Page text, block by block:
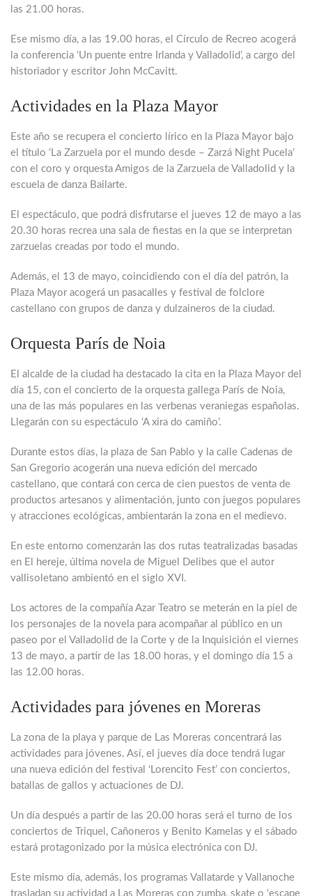
las 21.00 horas.
Ese mismo día, a las 19.00 horas, el Círculo de Recreo acogerá
la conferencia ‘Un puente entre Irlanda y Valladolid’, a cargo del
historiador y escritor John McCavitt.
Actividades en la Plaza Mayor
Este año se recupera el concierto lírico en la Plaza Mayor bajo
el título ‘La Zarzuela por el mundo desde – Zarzá Night Pucela’
con el coro y orquesta Amigos de la Zarzuela de Valladolid y la
escuela de danza Bailarte.
El espectáculo, que podrá disfrutarse el jueves 12 de mayo a las
20.30 horas recrea una sala de fiestas en la que se interpretan
zarzuelas creadas por todo el mundo.
Además, el 13 de mayo, coincidiendo con el día del patrón, la
Plaza Mayor acogerá un pasacalles y festival de folclore
castellano con grupos de danza y dulzaineros de la ciudad.
Orquesta París de Noia
El alcalde de la ciudad ha destacado la cita en la Plaza Mayor del
día 15, con el concierto de la orquesta gallega París de Noia,
una de las más populares en las verbenas veraniegas españolas.
Llegarán con su espectáculo ‘A xira do camiño’.
Durante estos días, la plaza de San Pablo y la calle Cadenas de
San Gregorio acogerán una nueva edición del mercado
castellano, que contará con cerca de cien puestos de venta de
productos artesanos y alimentación, junto con juegos populares
y atracciones ecológicas, ambientarán la zona en el medievo.
En este entorno comenzarán las dos rutas teatralizadas basadas
en El hereje, última novela de Miguel Delibes que el autor
vallisoletano ambientó en el siglo XVI.
Los actores de la compañía Azar Teatro se meterán en la piel de
los personajes de la novela para acompañar al público en un
paseo por el Valladolid de la Corte y de la Inquisición el viernes
13 de mayo, a partir de las 18.00 horas, y el domingo día 15 a
las 12.00 horas.
Actividades para jóvenes en Moreras
La zona de la playa y parque de Las Moreras concentrará las
actividades para jóvenes. Así, el jueves día doce tendrá lugar
una nueva edición del festival ‘Lorencito Fest’ con conciertos,
batallas de gallos y actuaciones de DJ.
Un día después a partir de las 20.00 horas será el turno de los
conciertos de Triquel, Cañoneros y Benito Kamelas y el sábado
estará protagonizado por la música electrónica con DJ.
Este mismo día, además, los programas Vallatarde y Vallanoche
trasladan su actividad a Las Moreras con zumba, skate o ‘escape